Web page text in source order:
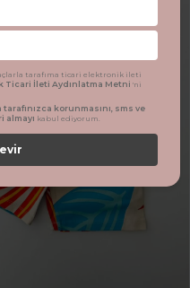
tarafıma ticari elektronik ileti
Ticari İleti Aydınlatma Metni 'ni
tarafınızca korunmasını, sms ve
kabul ediyorum.